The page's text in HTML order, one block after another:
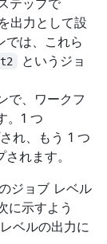
出力として設
では、これら
というジョ
で、ワークフ
。1 つ
れ、もう 1 つ
れます。
ジョブ レベル
に示すよう
ベルの出力に